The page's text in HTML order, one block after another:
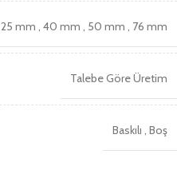
25 mm , 40 mm , 50 mm , 76 mm
Talebe Göre Üretim
Baskılı , Boş